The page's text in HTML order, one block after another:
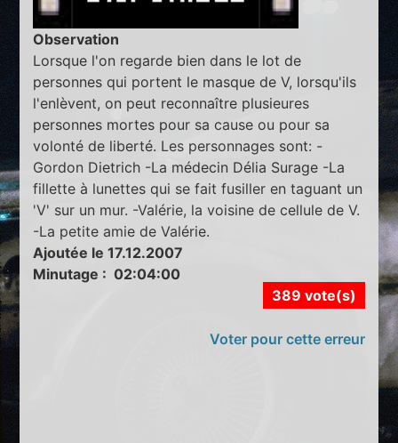
Observation
Lorsque l'on regarde bien dans le lot de
personnes qui portent le masque de V, lorsqu'ils
l'enlèvent, on peut reconnaître plusieures
personnes mortes pour sa cause ou pour sa
volonté de liberté. Les personnages sont: -
Gordon Dietrich -La médecin Délia Surage -La
fillette à lunettes qui se fait fusiller en taguant un
'V' sur un mur. -Valérie, la voisine de cellule de V.
-La petite amie de Valérie.
Ajoutée le 17.12.2007
Minutage : 02:04:00
389 vote(s)
Voter pour cette erreur